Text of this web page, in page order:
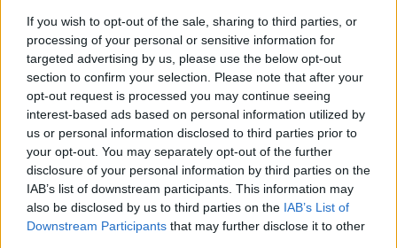
If you wish to opt-out of the sale, sharing to third parties, or
processing of your personal or sensitive information for
targeted advertising by us, please use the below opt-out
section to confirm your selection. Please note that after your
opt-out request is processed you may continue seeing
interest-based ads based on personal information utilized by
us or personal information disclosed to third parties prior to
your opt-out. You may separately opt-out of the further
disclosure of your personal information by third parties on the
IAB’s list of downstream participants. This information may
also be disclosed by us to third parties on the IAB’s List of
Downstream Participants that may further disclose it to other
szemben védtelen orosz újságírónőt alakít a
budapesti Katona legújabb bemutatójában.